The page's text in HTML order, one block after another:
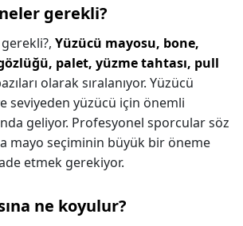
gerekli?
Yüzücü mayosu, bone,
palet, yüzme tahtası, pull
olarak sıralanıyor. Yüzücü
seviyeden yüzücü için önemli
geliyor. Profesyonel sporcular söz
mayo seçiminin büyük bir öneme
etmek gerekiyor.
ne koyulur?